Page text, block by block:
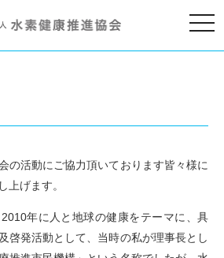
の活動にご協力頂いております皆々様に
上げます。
年に人と地球の健康をテーマに、具
啓発活動として、当時の私が理事長とし